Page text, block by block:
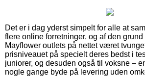
Det er i dag yderst simpelt for alle at
flere online forretninger, og af den
Mayflower outlets på nettet været
prisniveauet på specielt deres bedst i
juniorer, og desuden også til voksne –
nogle gange byde på levering uden